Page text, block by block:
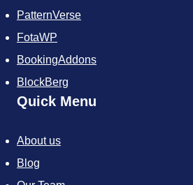
PatternVerse
FotaWP
BookingAddons
BlockBerg
Quick Menu
About us
Blog